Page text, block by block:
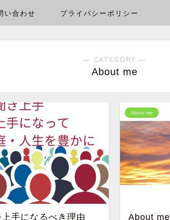
い合わせ プライバシーポリシー
― CATEGORY ―
About me
手になるべき理由
About me
About me